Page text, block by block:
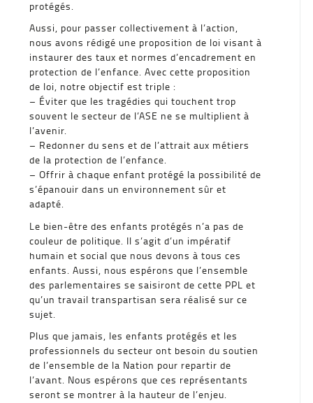
protégés.
Aussi, pour passer collectivement à l’action,
nous avons rédigé une proposition de loi visant à
instaurer des taux et normes d’encadrement en
protection de l’enfance. Avec cette proposition
de loi, notre objectif est triple :
– Éviter que les tragédies qui touchent trop
souvent le secteur de l’ASE ne se multiplient à
l’avenir.
– Redonner du sens et de l’attrait aux métiers
de la protection de l’enfance.
– Offrir à chaque enfant protégé la possibilité de
s’épanouir dans un environnement sûr et
adapté.
Le bien-être des enfants protégés n’a pas de
couleur de politique. Il s’agit d’un impératif
humain et social que nous devons à tous ces
enfants. Aussi, nous espérons que l’ensemble
des parlementaires se saisiront de cette PPL et
qu’un travail transpartisan sera réalisé sur ce
sujet.
Plus que jamais, les enfants protégés et les
professionnels du secteur ont besoin du soutien
de l’ensemble de la Nation pour repartir de
l’avant. Nous espérons que ces représentants
seront se montrer à la hauteur de l’enjeu.